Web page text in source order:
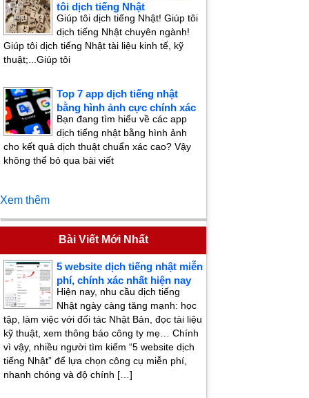
tôi dịch tiếng Nhật
Giúp tôi dịch tiếng Nhật! Giúp tôi
dịch tiếng Nhật chuyên ngành!
Giúp tôi dịch tiếng Nhật tài liệu kinh tế, kỹ
thuật;...Giúp tôi
Top 7 app dịch tiếng nhật
bằng hình ảnh cực chính xác
Bạn đang tìm hiểu về các app
dịch tiếng nhật bằng hình ảnh
cho kết quả dịch thuật chuẩn xác cao? Vậy
không thể bỏ qua bài viết
Xem thêm
Bài Viết Mới Nhất
5 website dịch tiếng nhật miễn
phí, chính xác nhất hiện nay
Hiện nay, nhu cầu dịch tiếng
Nhật ngày càng tăng mạnh: học
tập, làm việc với đối tác Nhật Bản, đọc tài liệu
kỹ thuật, xem thông báo công ty mẹ… Chính
vì vậy, nhiều người tìm kiếm “5 website dịch
tiếng Nhật” để lựa chọn công cụ miễn phí,
nhanh chóng và độ chính […]